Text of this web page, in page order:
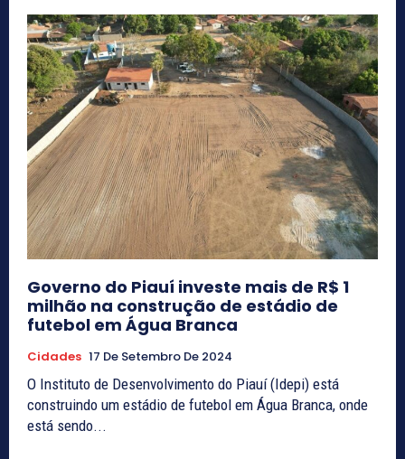
Governo do Piauí investe mais de R$ 1
milhão na construção de estádio de
futebol em Água Branca
Cidades 17 De Setembro De 2024
O Instituto de Desenvolvimento do Piauí (Idepi) está
construindo um estádio de futebol em Água Branca, onde
está sendo...